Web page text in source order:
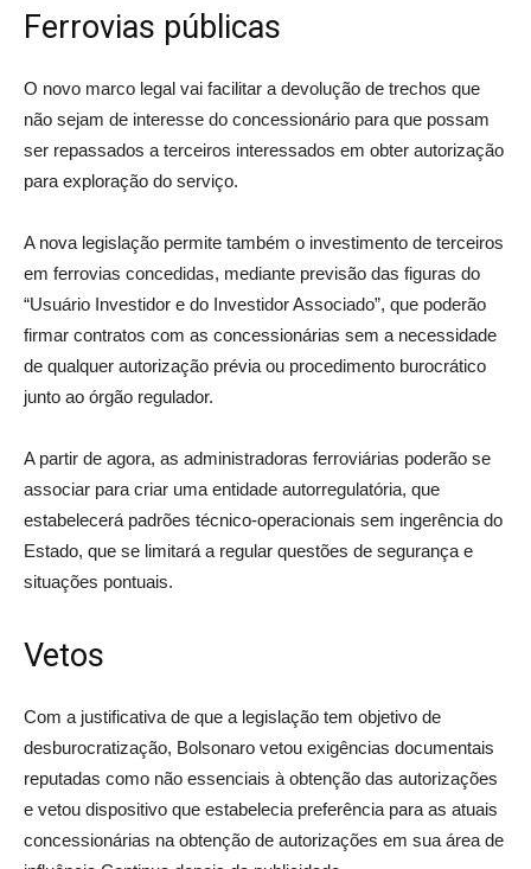
Ferrovias públicas
O novo marco legal vai facilitar a devolução de trechos que
não sejam de interesse do concessionário para que possam
ser repassados a terceiros interessados em obter autorização
para exploração do serviço.
A nova legislação permite também o investimento de terceiros
em ferrovias concedidas, mediante previsão das figuras do
“Usuário Investidor e do Investidor Associado”, que poderão
firmar contratos com as concessionárias sem a necessidade
de qualquer autorização prévia ou procedimento burocrático
junto ao órgão regulador.
A partir de agora, as administradoras ferroviárias poderão se
associar para criar uma entidade autorregulatória, que
estabelecerá padrões técnico-operacionais sem ingerência do
Estado, que se limitará a regular questões de segurança e
situações pontuais.
Vetos
Com a justificativa de que a legislação tem objetivo de
desburocratização, Bolsonaro vetou exigências documentais
reputadas como não essenciais à obtenção das autorizações
e vetou dispositivo que estabelecia preferência para as atuais
concessionárias na obtenção de autorizações em sua área de